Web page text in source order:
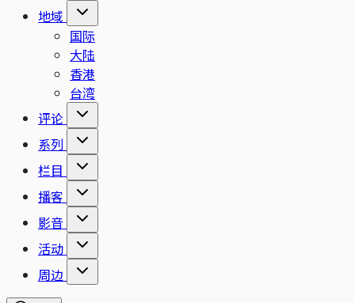
地域
国际
大陆
香港
台湾
评论
系列
栏目
播客
影音
活动
周边